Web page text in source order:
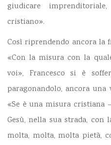
giudicare
cristiano».
Così riprendendo ancora la
«Con la misura con la
voi», Francesco si è
paragonandolo, ancora
«Se è una misura cristiana
Gesù, nella sua strada, con
molta, molta, molta pietà,